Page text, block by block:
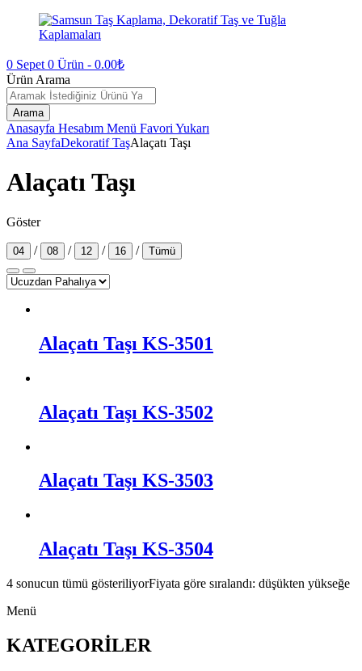
0 Sepet 0 Ürün - 0.00₺
Ürün Arama
Arama
Anasayfa Hesabım Menü Favori Yukarı
Ana SayfaDekoratif TaşAlaçatı Taşı
Alaçatı Taşı
Göster
04 / 08 / 12 / 16 / Tümü
Alaçatı Taşı KS-3501
Alaçatı Taşı KS-3502
Alaçatı Taşı KS-3503
Alaçatı Taşı KS-3504
4 sonucun tümü gösteriliyorFiyata göre sıralandı: düşükten yükseğe
Menü
KATEGORİLER